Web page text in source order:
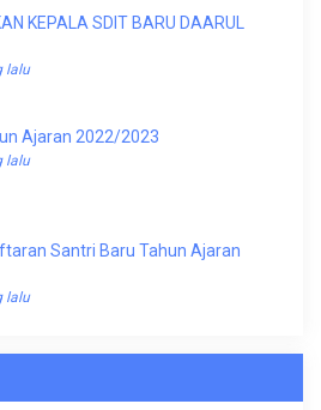
KEPALA SDIT BARU DAARUL
lalu
Ajaran 2022/2023
lalu
Santri Baru Tahun Ajaran
lalu